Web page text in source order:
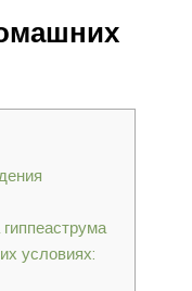
условиях: